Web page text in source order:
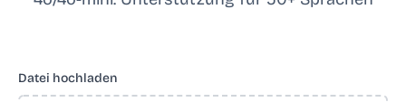
Datei hochladen